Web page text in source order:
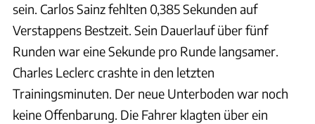
sein. Carlos Sainz fehlten 0,385 Sekunden auf
Verstappens Bestzeit. Sein Dauerlauf über fünf
Runden war eine Sekunde pro Runde langsamer.
Charles Leclerc crashte in den letzten
Trainingsminuten. Der neue Unterboden war noch
keine Offenbarung. Die Fahrer klagten über ein